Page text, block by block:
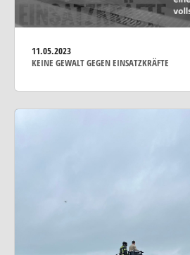
11.05.2023
KEINE GEWALT GEGEN EINSATZKRÄFTE